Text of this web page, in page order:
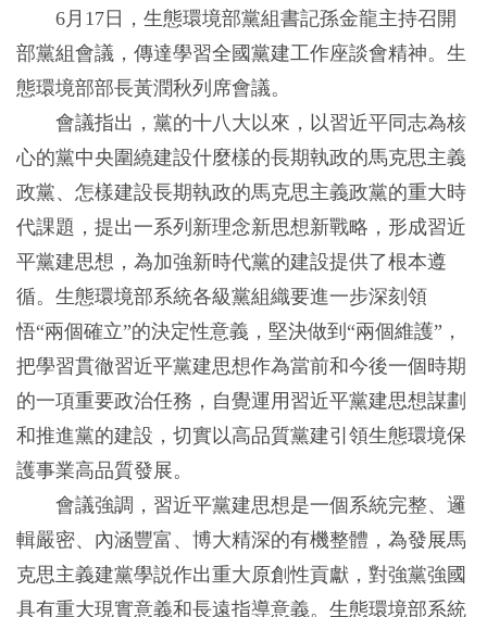
6月17日，生態環境部黨組書記孫金龍主持召開
部黨組會議，傳達學習全國黨建工作座談會精神。生
態環境部部長黃潤秋列席會議。
會議指出，黨的十八大以來，以習近平同志為核
心的黨中央圍繞建設什麼樣的長期執政的馬克思主義
政黨、怎樣建設長期執政的馬克思主義政黨的重大時
代課題，提出一系列新理念新思想新戰略，形成習近
平黨建思想，為加強新時代黨的建設提供了根本遵
循。生態環境部系統各級黨組織要進一步深刻領
悟“兩個確立”的決定性意義，堅決做到“兩個維護”，
把學習貫徹習近平黨建思想作為當前和今後一個時期
的一項重要政治任務，自覺運用習近平黨建思想謀劃
和推進黨的建設，切實以高品質黨建引領生態環境保
護事業高品質發展。
會議強調，習近平黨建思想是一個系統完整、邏
輯嚴密、內涵豐富、博大精深的有機整體，為發展馬
克思主義建黨學説作出重大原創性貢獻，對強黨強國
具有重大現實意義和長遠指導意義。生態環境部系統